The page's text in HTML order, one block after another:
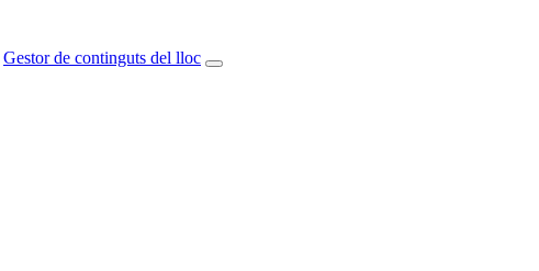
Gestor de continguts del lloc